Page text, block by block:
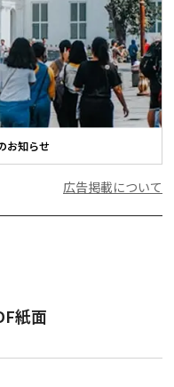
お知らせ
広告掲載について
紙面